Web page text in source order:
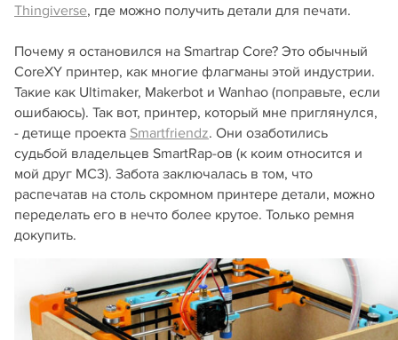
Thingiverse, где можно получить детали для печати.
Почему я остановился на Smartrap Core? Это обычный
CoreXY принтер, как многие флагманы этой индустрии.
Такие как Ultimaker, Makerbot и Wanhao (поправьте, если
ошибаюсь). Так вот, принтер, который мне приглянулся,
- детище проекта Smartfriendz. Они озаботились
судьбой владельцев SmartRap-ов (к коим относится и
мой друг МС3). Забота заключалась в том, что
распечатав на столь скромном принтере детали, можно
переделать его в нечто более крутое. Только ремня
докупить.